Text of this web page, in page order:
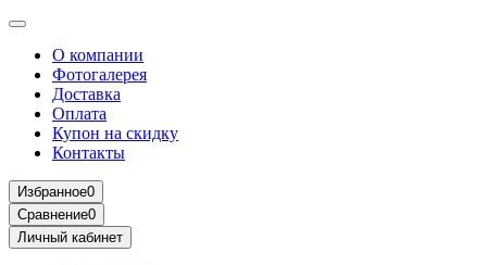
О компании
Фотогалерея
Доставка
Оплата
Купон на скидку
Контакты
Избранное0
Сравнение0
Личный кабинет